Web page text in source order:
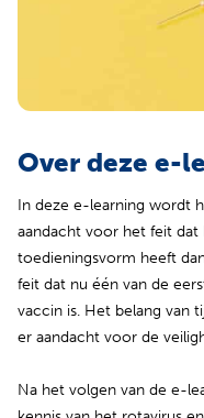
Over deze e-
In deze e-learning wordt
aandacht voor het feit dat
toedieningsvorm heeft
feit dat nu één van de
vaccin is. Het belang van
er aandacht voor de
Na het volgen van de e-